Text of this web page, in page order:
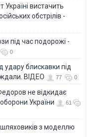
Україні вистачить
обстрілів -
під час подорожі -
0
удару блискавки під
ВІДЕО
77 0
не відкидає
України
61
з моделлю